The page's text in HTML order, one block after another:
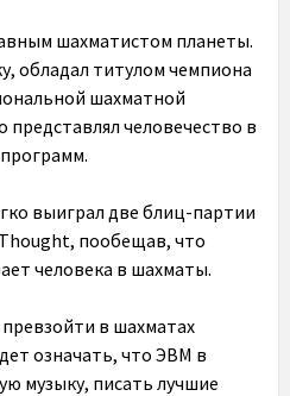
шахматистом планеты.
обладал титулом чемпиона
шахматной
человечество в
выиграл две блиц-партии
пообещав, что
человека в шахматы.
в шахматах
означать, что ЭВМ в
музыку, писать лучшие